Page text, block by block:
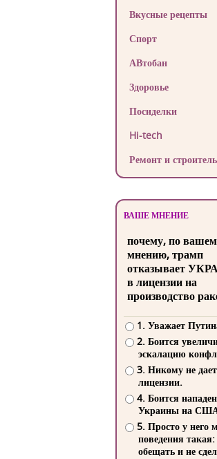
Вкусные рецепты
Спорт
АВтобан
Здоровье
Посиделки
Hi-tech
Ремонт и
ВАШЕ МНЕНИЕ
почему, по
мнению, трамп
отказывает
в лицензии на
производство
1. Уважает
2. Боится
эскалацию
3. Никому не
лицензии.
4. Боится
Украины на
5. Просто у него
поведения такая:
обещать и не